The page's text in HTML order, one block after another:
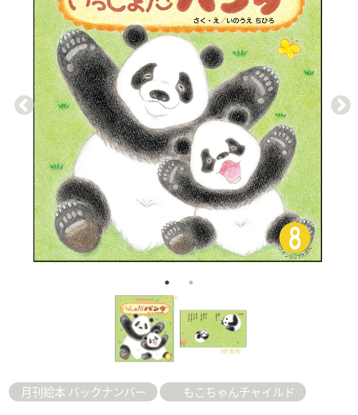
月刊絵本 バックナンバー もこちゃんチャイルド